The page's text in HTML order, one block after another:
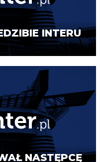
INTERU
NASTĘPCĘ